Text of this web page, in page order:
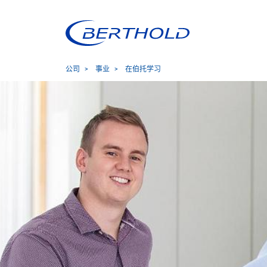
公司 事业 在伯托学习